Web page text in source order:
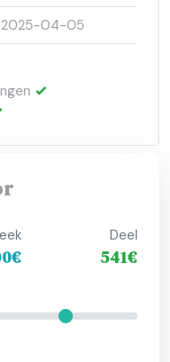
2025-04-05
Deel
541€